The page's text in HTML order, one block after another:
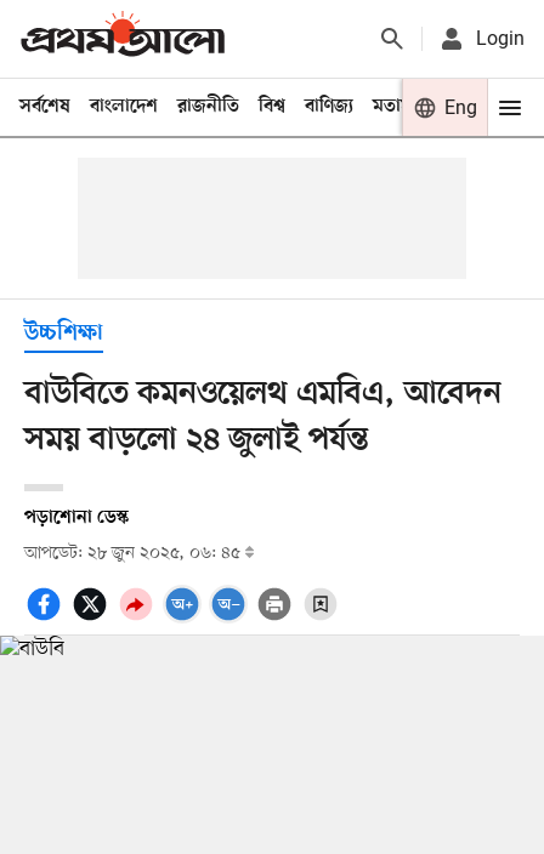
Login
সর্বশেষ বাংলাদেশ রাজনীতি বিশ্ব বাণিজ্য মতামত খেলা
Eng
উচ্চশিক্ষা
বাউবিতে কমনওয়েলথ এমবিএ, আবেদন
সময় বাড়লো ২৪ জুলাই পর্যন্ত
পড়াশোনা ডেস্ক
আপডেট: ২৮ জুন ২০২৫, ০৬: ৪৫